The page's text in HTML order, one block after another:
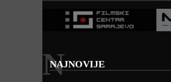
NAJNOVIJE
N